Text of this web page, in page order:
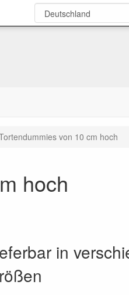
von 10 cm hoch
hoch
in